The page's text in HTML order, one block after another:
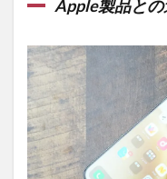
Apple製品との